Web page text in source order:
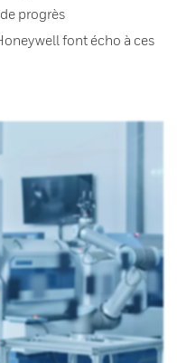
progrès
font écho à ces